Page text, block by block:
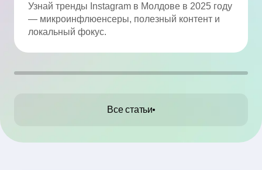
обороты
Узнай тренды Instagram в Молдове в 2025 году
— микроинфлюенсеры, полезный контент и
локальный фокус.
Все статьи